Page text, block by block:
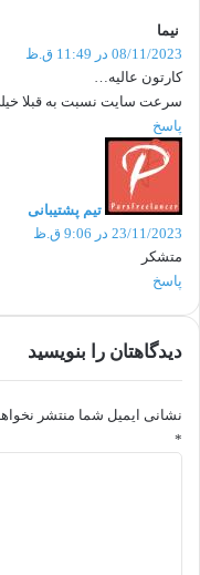
نیما
ف
ت
:
08/11/2023 در 11:49 ق.ظ
کارتون عالیه…
سرعت سایت نسبت به قبلا
پاسخ
تیم پشتیبانی
23/11/2023 در 9:06 ق.ظ
متشکر
پاسخ
دیدگاهتان را بنویسید
نشانی ایمیل شما منتشر
*